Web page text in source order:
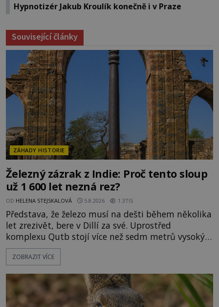
Hypnotizér Jakub Kroulík konečně i v Praze
Související články
ZÁHADY HISTORIE
Železný zázrak z Indie: Proč tento sloup
už 1 600 let nezná rez?
OD HELENA STEJSKALOVÁ 5.8.2026 1.3TIS
Představa, že železo musí na dešti během několika
let zrezivět, bere v Dillí za své. Uprostřed
komplexu Qutb stojí více než sedm metrů vysoký
železný sloup, který už přibližně 1 600 let odolává
počasí s jen nepatrnými stopami koroze. Jeho
ztracených technologiích či tajemných
materiálech. Moderní metalurgie však ukazuje, že
skutečné vysvětlení je ješt
ZOBRAZIT VÍCE